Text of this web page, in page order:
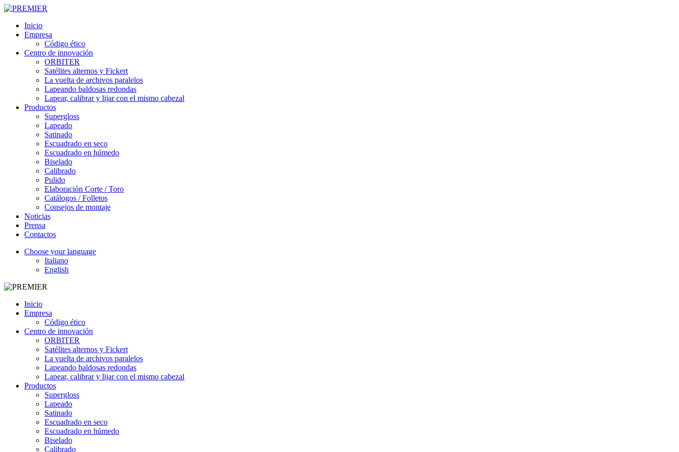
Ir
contenido
principal
Menú
Inicio
Empresa
Código ético
Centro de innovación
ORBITER
Satélites alternos y Fickert
La vuelta de archivos paralelos
Lapeando baldosas redondas
Lapear, calibrar y lijar con el mismo cabezal
Productos
Supergloss
Lapeado
Satinado
Escuadrado en seco
Escuadrado en húmedo
Biselado
Calibrado
Pulido
Elaboración Corte / Toro
Catálogos / Folletos
Consejos de montaje
Noticias
Prensa
Contactos
Choose your language
Italiano
English
Inicio
Empresa
Código ético
Centro de innovación
ORBITER
Satélites alternos y Fickert
La vuelta de archivos paralelos
Lapeando baldosas redondas
Lapear, calibrar y lijar con el mismo cabezal
Productos
Supergloss
Lapeado
Satinado
Escuadrado en seco
Escuadrado en húmedo
Biselado
Calibrado